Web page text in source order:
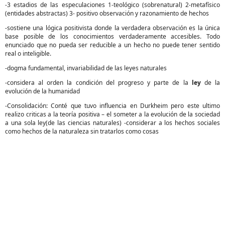
-3 estadios de las especulaciones 1-teológico (sobrenatural) 2-metafísico
(entidades abstractas) 3- positivo observación y razonamiento de hechos
-sostiene una lógica positivista donde la verdadera observación es la única
base posible de los conocimientos verdaderamente accesibles. Todo
enunciado que no pueda ser reducible a un hecho no puede tener sentido
real o inteligible.
-dogma fundamental, invariabilidad de las leyes naturales
-considera al orden la condición del progreso y parte de la leyde la
evolución de la humanidad
-Consolidación: Conté que tuvo influencia en Durkheim pero este ultimo
realizo criticas a la teoría positiva – el someter a la evolución de la sociedad
a una sola ley(de las ciencias naturales) -considerar a los hechos sociales
como hechos de la naturaleza sin tratarlos como cosas